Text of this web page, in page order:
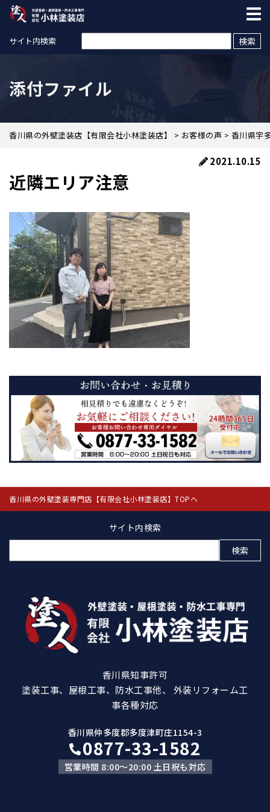
サイト内検索
添付ファイル
香川県の外壁塗装店【有限会社小林塗装店】 > お客様の声 > 香川県宇
2021.10.15
近隣エリア注意
香川県の外壁塗装専門店【有限会社小林塗装店】TOPへ
サイト内検索
索:
香川県知事許可
塗装工事、屋根工事、防水工事他、 外装リフォーム工
事各種対応
香川県仲多度郡多度津町庄1154-3
0877-33-1582
営業時間 8:00～20:00 土日祝も対応